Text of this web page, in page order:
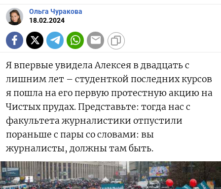
Ольга Чуракова
18.02.2024
Я впервые увидела Алексея в двадцать с
лишним лет – студенткой последних курсов
я пошла на его первую протестную акцию на
Чистых прудах. Представьте: тогда нас с
факультета журналистики отпустили
пораньше с пары со словами: вы
журналисты, должны там быть.